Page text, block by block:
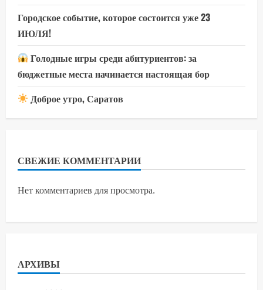
Городское событие, которое состоится уже 23
ИЮЛЯ!
Голодные игры среди абитуриентов: за
бюджетные места начинается настоящая бор
Доброе утро, Саратов
СВЕЖИЕ КОММЕНТАРИИ
Нет комментариев для просмотра.
АРХИВЫ